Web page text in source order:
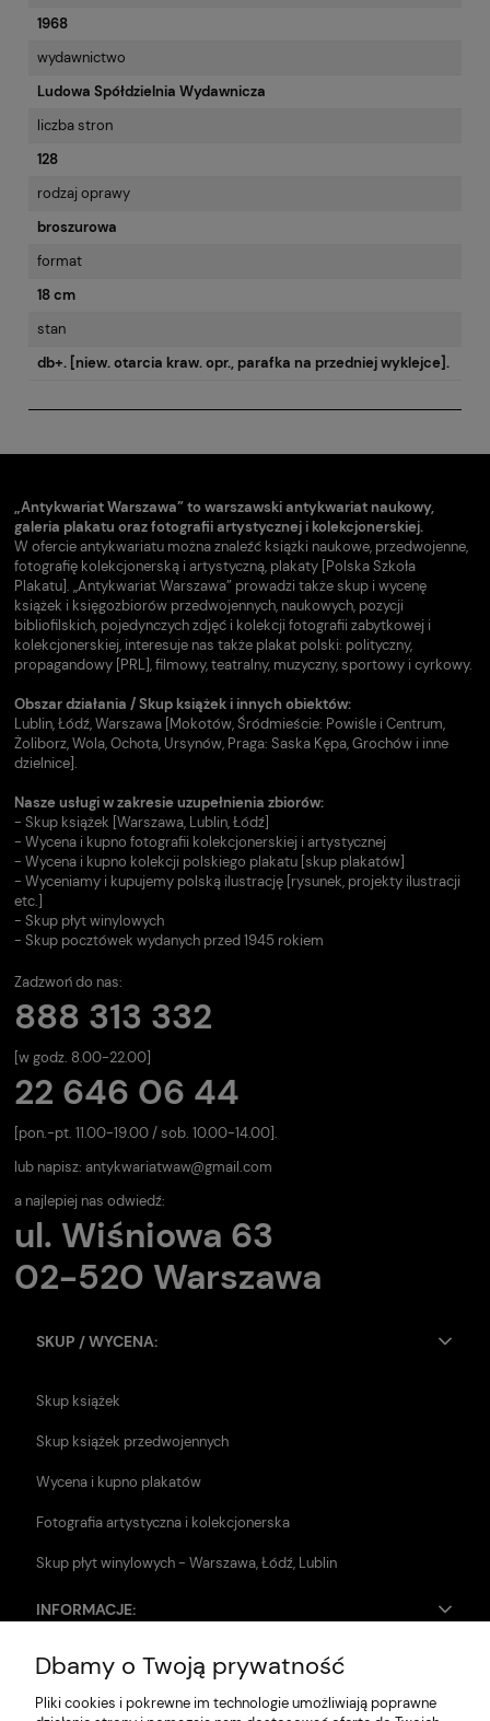
1968
wydawnictwo
Ludowa Spółdzielnia Wydawnicza
liczba stron
128
rodzaj oprawy
broszurowa
format
18 cm
stan
db+. [niew. otarcia kraw. opr., parafka na przedniej wyklejce].
„Antykwariat Warszawa” to warszawski antykwariat naukowy,
galeria plakatu oraz fotografii artystycznej i kolekcjonerskiej.
W ofercie antykwariatu można znaleźć książki naukowe, przedwojenne,
fotografię kolekcjonerską i artystyczną, plakaty [Polska Szkoła
Plakatu]. „Antykwariat Warszawa” prowadzi także skup i wycenę
książek i księgozbiorów przedwojennych, naukowych, pozycji
bibliofilskich, pojedynczych zdjęć i kolekcji fotografii zabytkowej i
kolekcjonerskiej, interesuje nas także plakat polski: polityczny,
propagandowy [PRL], filmowy, teatralny, muzyczny, sportowy i cyrkowy.
Obszar działania / Skup książek i innych obiektów:
Lublin, Łódź, Warszawa [Mokotów, Śródmieście: Powiśle i Centrum,
Żoliborz, Wola, Ochota, Ursynów, Praga: Saska Kępa, Grochów i inne
dzielnice].
Nasze usługi w zakresie uzupełnienia zbiorów:
- Skup książek [Warszawa, Lublin, Łódź]
- Wycena i kupno fotografii kolekcjonerskiej i artystycznej
- Wycena i kupno kolekcji polskiego plakatu [skup plakatów]
- Wyceniamy i kupujemy polską ilustrację [rysunek, projekty ilustracji
etc.]
- Skup płyt winylowych
- Skup pocztówek wydanych przed 1945 rokiem
Zadzwoń do nas:
888 313 332
[w godz. 8.00-22.00]
22 646 06 44
[pon.-pt. 11.00-19.00 / sob. 10.00-14.00].
lub napisz: antykwariatwaw@gmail.com
a najlepiej nas odwiedź:
ul. Wiśniowa 63
02-520 Warszawa
SKUP / WYCENA:
Skup książek
Skup książek przedwojennych
Wycena i kupno plakatów
Fotografia artystyczna i kolekcjonerska
Skup płyt winylowych - Warszawa, Łódź, Lublin
INFORMACJE:
Zwroty i reklamacje
Dane firmy
Dbamy o Twoją prywatność
Pliki cookies i pokrewne im technologie umożliwiają poprawne